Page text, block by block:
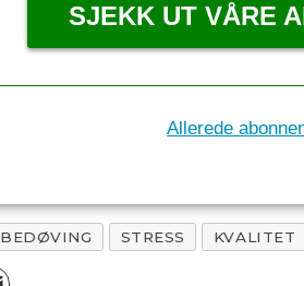
SJEKK UT VÅRE
Allerede
BEDØVING STRESS KVALITET